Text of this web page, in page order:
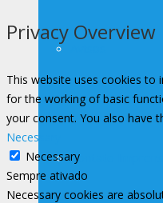
Contato Imprensa
Privacy Overview
This website uses cookies to
for the working of basic
your consent. You also have
Necessary
Necessary
Sempre ativado
Necessary cookies are